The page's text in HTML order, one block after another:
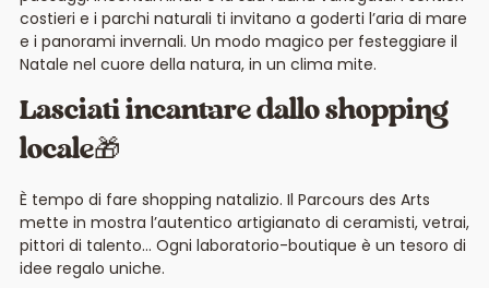
costieri e i parchi naturali ti invitano a goderti l’aria di mare
e i panorami invernali. Un modo magico per festeggiare il
Natale nel cuore della natura, in un clima mite.
Lasciati incantare dallo shopping
locale🎁
È tempo di fare shopping natalizio. Il Parcours des Arts
mette in mostra l’autentico artigianato di ceramisti, vetrai,
pittori di talento… Ogni laboratorio-boutique è un tesoro di
idee regalo uniche.